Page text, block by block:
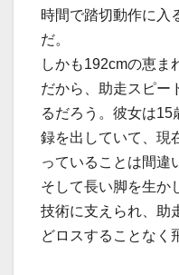
時間で踏切動作に入
だ。
しかも192cmの恵ま
だから、助走スピー
るだろう。彼女は
録を出していて、現
っていることは間違
そして長い脚を生か
技術に支えられ、助
どロスすることなく